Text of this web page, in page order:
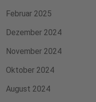
Februar 2025
Dezember 2024
November 2024
Oktober 2024
August 2024